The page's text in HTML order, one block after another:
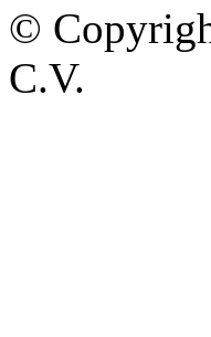
©
C.V.